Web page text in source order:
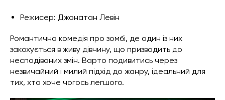
Режисер: Джонатан Левін
Романтична комедія про зомбі, де один із них
закохується в живу дівчину, що призводить до
несподіваних змін. Варто подивитись через
незвичайний і милий підхід до жанру, ідеальний для
тих, хто хоче чогось легшого.